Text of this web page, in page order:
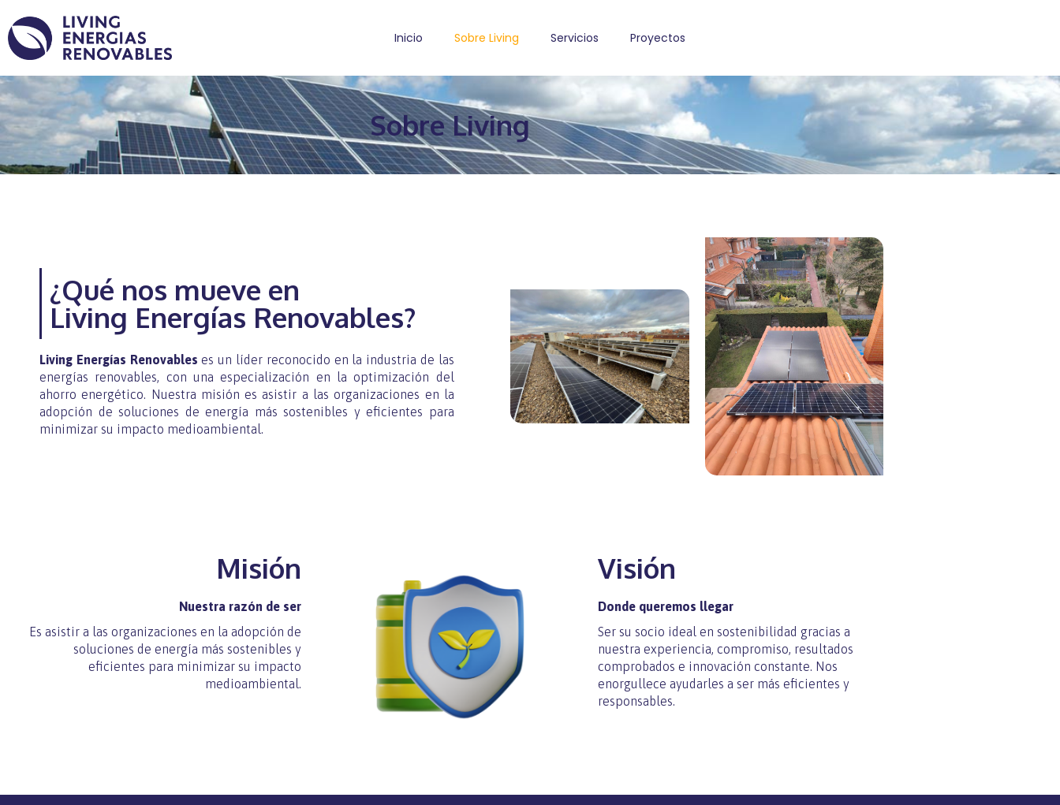
Inicio Sobre Living Servicios Proyectos
Sobre Living
¿Qué nos mueve en
Living Energías Renovables?
Living Energías Renovables es un líder reconocido en la industria de las
energías renovables, con una especialización en la optimización del
ahorro energético. Nuestra misión es asistir a las organizaciones en la
adopción de soluciones de energía más sostenibles y eficientes para
minimizar su impacto medioambiental.
Misión
Nuestra razón de ser
Es asistir a las organizaciones en la adopción de
soluciones de energía más sostenibles y
eficientes para minimizar su impacto
medioambiental.
Visión
Donde queremos llegar
Ser su socio ideal en sostenibilidad gracias a
nuestra experiencia, compromiso, resultados
comprobados e innovación constante. Nos
enorgullece ayudarles a ser más eficientes y
responsables.